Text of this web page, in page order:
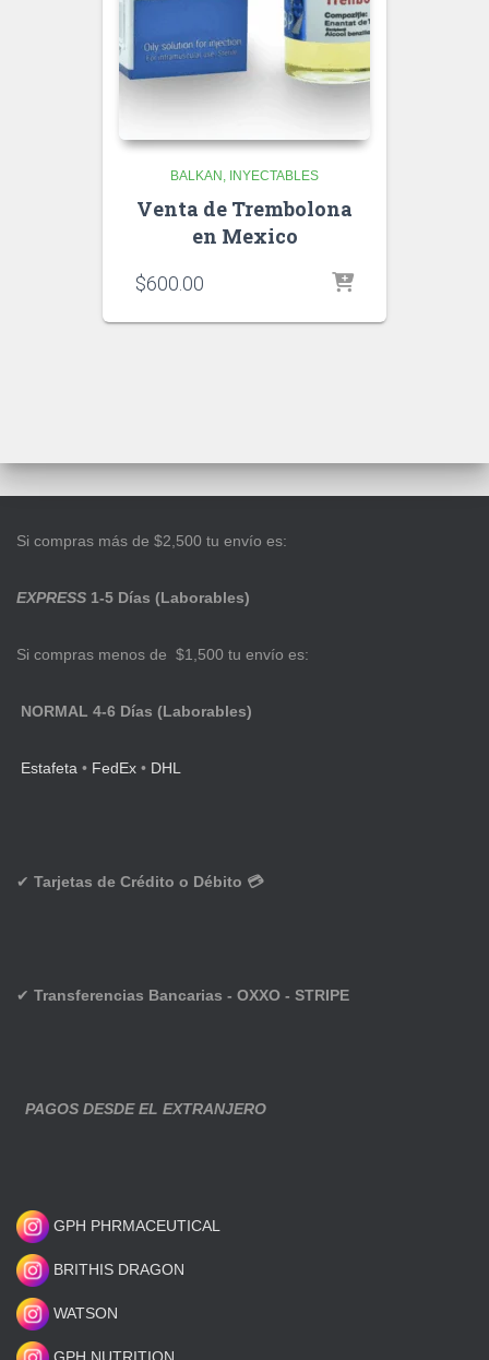
BALKAN INYECTABLES
Venta de Trembolona
en Mexico
$600.00
Si compras más de $2,500 tu envío es:
EXPRESS 1-5 Días (Laborables)
Si compras menos de $1,500 tu envío es:
NORMAL 4-6 Días (Laborables)
Estafeta • FedEx • DHL
✔ Tarjetas de Crédito o Débito 💳
✔ Transferencias Bancarias - OXXO - STRIPE
PAGOS DESDE EL EXTRANJERO
GPH PHRMACEUTICAL
BRITHIS DRAGON
WATSON
GPH NUTRITION